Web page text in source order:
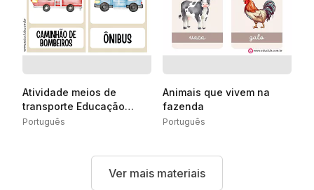
Atividade meios de
transporte Educação
Infantil
Português
Animais que vivem na
fazenda
Português
Ver mais materiais